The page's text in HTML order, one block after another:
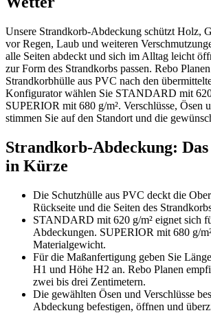
Unsere Strandkorb-Abdeckung schützt Holz,
vor Regen, Laub und weiteren
alle Seiten abdeckt und sich im Alltag leicht
zur Form des Strandkorbs passen. Rebo
Strandkorbhülle aus PVC nach den
Konfigurator wählen Sie STANDARD mit
SUPERIOR mit 680 g/m². Verschlüsse, Ösen
stimmen Sie auf den Standort und die
Strandkorb-Abdeckung:
in Kürze
Die Schutzhülle aus PVC deckt die
Rückseite und die Seiten des
STANDARD mit 620 g/m² eignet sich
Abdeckungen. SUPERIOR mit 680 g/
Materialgewicht.
Für die Maßanfertigung geben Sie
H1 und Höhe H2 an. Rebo Planen
zwei bis drei Zentimetern.
Die gewählten Ösen und Verschlüsse
Abdeckung befestigen, öffnen und